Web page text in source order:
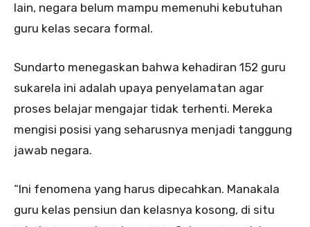
lain, negara belum mampu memenuhi kebutuhan
guru kelas secara formal.
Sundarto menegaskan bahwa kehadiran 152 guru
sukarela ini adalah upaya penyelamatan agar
proses belajar mengajar tidak terhenti. Mereka
mengisi posisi yang seharusnya menjadi tanggung
jawab negara.
“Ini fenomena yang harus dipecahkan. Manakala
guru kelas pensiun dan kelasnya kosong, di situ